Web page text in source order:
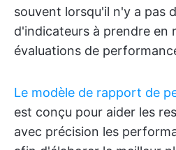
souvent lorsqu'il n'y a pas
d'indicateurs à prendre en
évaluations de
Le modèle de rapport de
est conçu pour aider les
avec précision les